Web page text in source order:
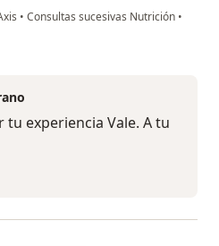
• Consultas sucesivas Nutrición •
experiencia Vale. A tu